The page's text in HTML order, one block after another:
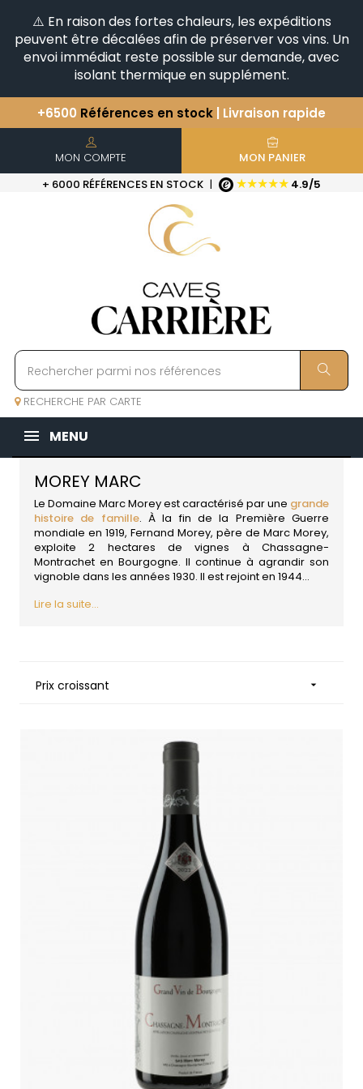
⚠️ En raison des fortes chaleurs, les expéditions
peuvent être décalées afin de préserver vos vins. Un
envoi immédiat reste possible sur demande, avec
isolant thermique en supplément.
+6500 Références en stock | Livraison rapide
Vous avez une question ?
Découvrez notre sélection
d'Horizontales & Verticales
MON COMPTE
MON PANIER
+ 6000 RÉFÉRENCES EN STOCK | ★★★★★ 4.9/5
RECHERCHE PAR CARTE
MENU
MOREY MARC
Le Domaine Marc Morey est caractérisé par une grande
histoire de famille. À la fin de la Première Guerre
mondiale en 1919, Fernand Morey, père de Marc Morey,
exploite 2 hectares de vignes à Chassagne-
Montrachet en Bourgogne. Il continue à agrandir son
vignoble dans les années 1930. Il est rejoint en 1944...
Lire la suite...
Prix croissant 